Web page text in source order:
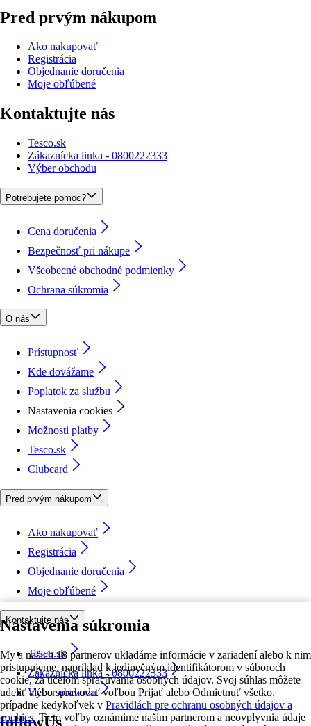
Nastavenia súkromia
My a našich 18 partnerov ukladáme informácie v zariadení alebo k nim
pristupujeme, napríklad k jedinečným identifikátorom v súboroch
cookie, za účelom spracúvania osobných údajov. Svoj súhlas môžete
udeliť alebo spravovať voľbou Prijať alebo Odmietnuť všetko,
prípadne kedykoľvek v Pravidlách pre ochranu osobných údajov a
cookies. Tieto voľby oznámime našim partnerom a neovplyvnia údaje
Pred prvým nákupom
Ako nakupovať
Registrácia
Objednanie doručenia
Moje obľúbené
Kontaktujte nás
Tesco.sk
Zákaznícka linka - 0800222333
Výber obchodu
Potrebujete pomoc?
Cena doručenia
Bezpečnosť pri nákupe
Všeobecné obchodné podmienky
Ochrana súkromia
O nás
Prístupnosť
Kde dovážame
Poplatok za službu
Nastavenia cookies
Možnosti platby
Tesco.sk
Clubcard
Pred prvým nákupom
Ako nakupovať
Registrácia
Objednanie doručenia
Moje obľúbené
Kontaktujte nás
Tesco.sk
Zákaznícka linka - 0800222333
Výber obchodu
followUs